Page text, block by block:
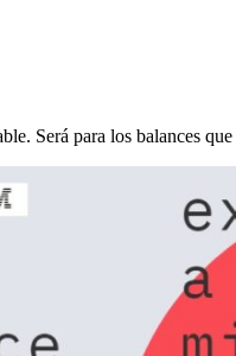
Será para los balances